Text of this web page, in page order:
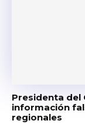
Presidenta del
información
regionales